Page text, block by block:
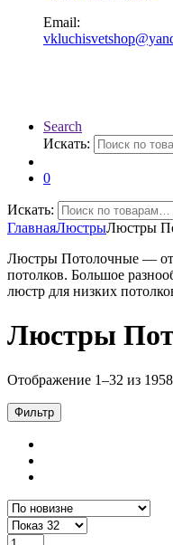
Email:
Search
Искать:
0
Искать:
ГлавнаяЛюстрыЛюстры
Люстры Потолочные —
потолков. Большое
люстр для низких
Люстры
Отображение 1–32 из 1958
Фильтр